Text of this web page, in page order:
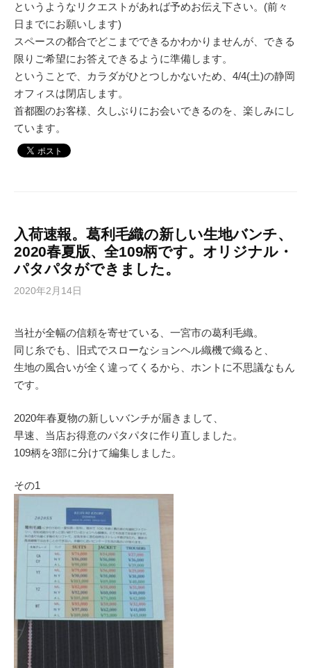
というようなリクエストがあれば予めお伝え下さい。(前々
日までにお願いします)
スペースの都合でどこまでできるかわかりませんが、できる
限りご希望にお答えできるように準備します。
ということで、カラダがひとつしかないため、4/4(土)の静岡
オフィスは閉店します。
首都圏のお客様、久しぶりにお会いできるのを、楽しみにし
ています。
入荷速報。葛利毛織の新しい生地バンチ、
2020春夏版、全109柄です。オリジナル・
パタパタができました。
2020年2月14日
当社が全幅の信頼を寄せている、一宮市の葛利毛織。
同じ糸でも、旧式でスローなションヘル織機で織ると、
生地の風合いが全く違ってくるから、ホントに不思議なもん
です。
2020年春夏物の新しいバンチが届きまして、
早速、当店お得意のパタパタに作り直しました。
109柄を3部に分けて編集しました。
その1